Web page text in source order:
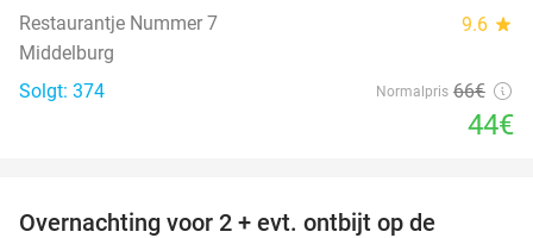
Restaurantje Nummer 7 9.6 star
Middelburg
Solgt: 374
Normalpris 66€
44€
Overnachting voor 2 + evt. ontbijt op de